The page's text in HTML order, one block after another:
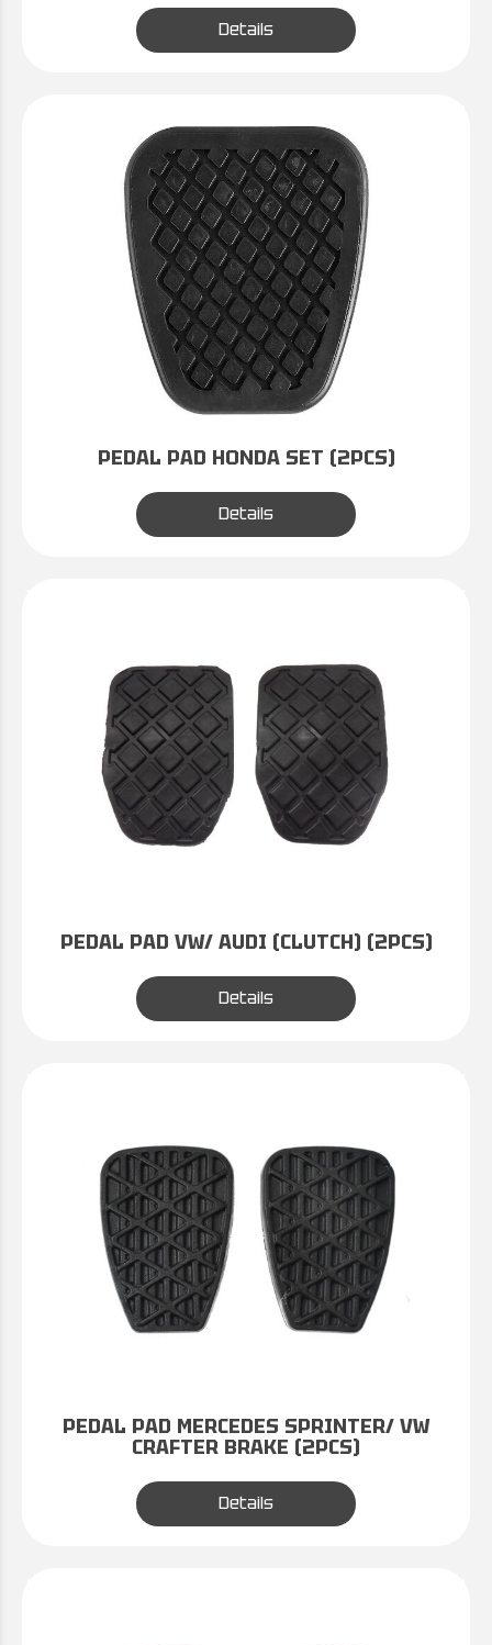
Details
PEDAL PAD HONDA SET (2PCS)
Details
PEDAL PAD VW/ AUDI (CLUTCH) (2PCS)
Details
PEDAL PAD MERCEDES SPRINTER/ VW
CRAFTER BRAKE (2PCS)
Details